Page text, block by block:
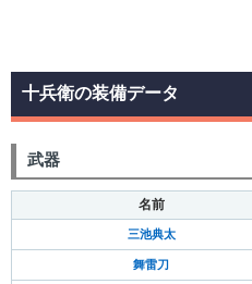
十兵衛の装備データ
武器
名前
三池典太
舞雷刀